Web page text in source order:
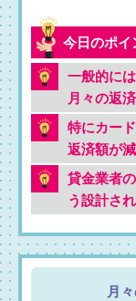
一般的に
月々の返
特にカー
返済額が
貸金業者
う設計さ
月